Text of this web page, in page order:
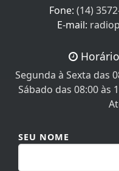
Fone: (14)
E-mail:
Segunda à Sexta das
Sábado das 08:00 às
SEU NOME